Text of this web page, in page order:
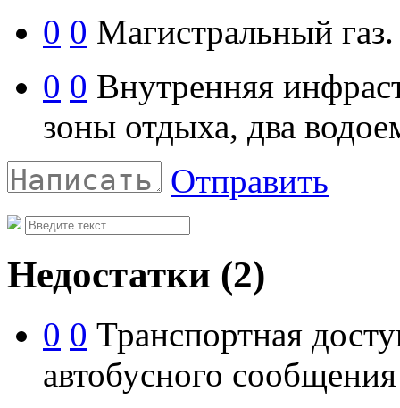
0 0 Магистральный газ.
0 0 Внутренняя
зоны отдыха, два
Отправить
Недостатки (2)
0 0 Транспортная
автобусного